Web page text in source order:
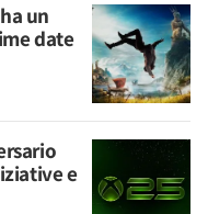
un
date
e